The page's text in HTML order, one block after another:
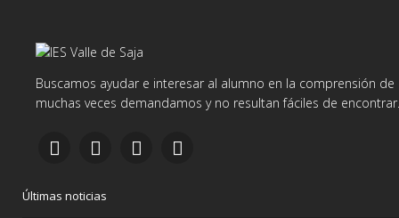
Buscamos ayudar e interesar al alumno en la comprensión
muchas veces demandamos y no resultan fáciles de encontrar.
Últimas noticias